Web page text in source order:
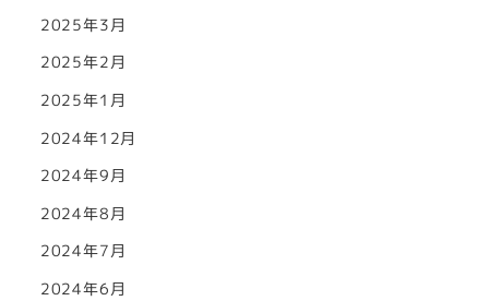
2025年3月
2025年2月
2025年1月
2024年12月
2024年9月
2024年8月
2024年7月
2024年6月